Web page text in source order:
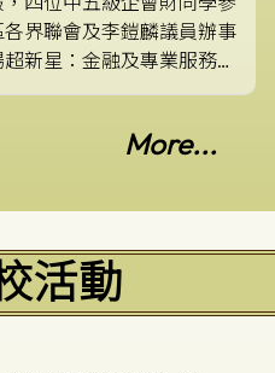
界聯會及李鎧麟議員辦事
新星：金融及專業服務實
體驗計劃，透過為期四個
核心業務部門，包括客戶服
帶領，透過實地參觀、工
掌握實用技能，並了解保
展議題。
More...
活動